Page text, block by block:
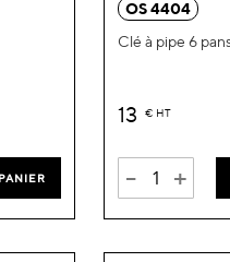
OS 4404
Clé à pipe 6
13 € HT
- +